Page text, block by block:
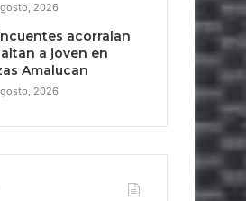
2026
acorralan
a joven en
Amalucan
2026